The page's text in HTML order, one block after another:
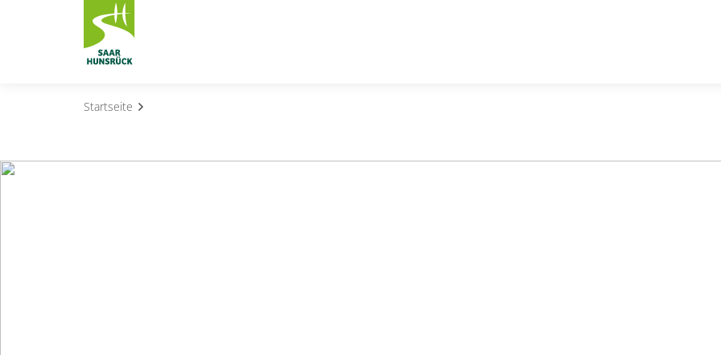
Zum Hauptinhalt springen
Subnavigation umschalten
Startseite